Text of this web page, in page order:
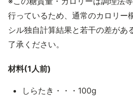
行っているため、通常のカロリー
シル独自計算結果と若干の差があ
了承ください。
材料(1人前)
しらたき・・・100g